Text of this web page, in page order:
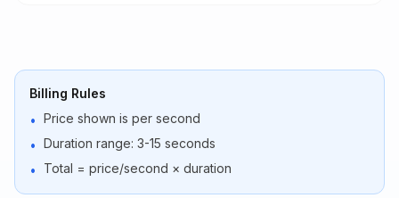
Billing Rules
• Price shown is per second
• Duration range: 3-15 seconds
•
Total = price/second × duration